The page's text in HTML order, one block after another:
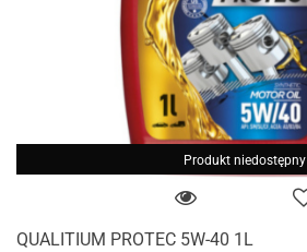
Produkt niedostępny
QUALITIUM PROTEC 5W-40 1L